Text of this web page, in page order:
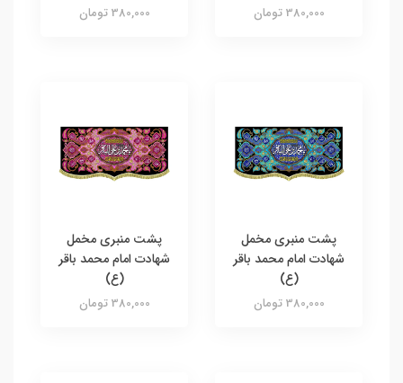
380,000 تومان 380,000 تومان
پشت منبری مخمل
شهادت امام محمد باقر
(ع)
380,000 تومان
پشت منبری مخمل
شهادت امام محمد باقر
(ع)
380,000 تومان